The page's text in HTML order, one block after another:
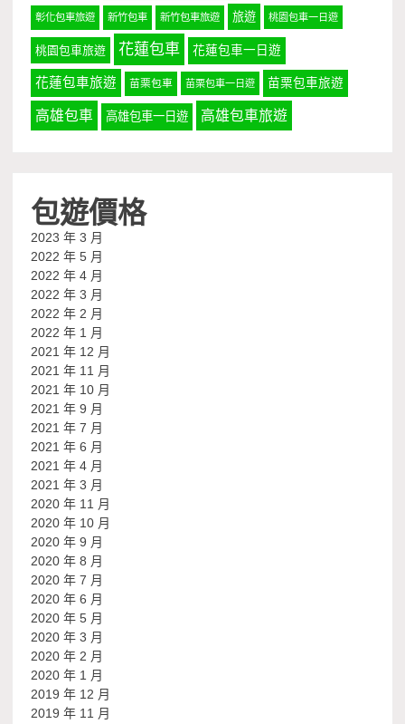
彰化包車旅遊 新竹包車 新竹包車旅遊 旅遊 桃園包車一日遊
桃園包車旅遊 花蓮包車 花蓮包車一日遊
花蓮包車旅遊 苗栗包車 苗栗包車一日遊 苗栗包車旅遊
高雄包車 高雄包車一日遊 高雄包車旅遊
包遊價格
2023 年 3 月
2022 年 5 月
2022 年 4 月
2022 年 3 月
2022 年 2 月
2022 年 1 月
2021 年 12 月
2021 年 11 月
2021 年 10 月
2021 年 9 月
2021 年 7 月
2021 年 6 月
2021 年 4 月
2021 年 3 月
2020 年 11 月
2020 年 10 月
2020 年 9 月
2020 年 8 月
2020 年 7 月
2020 年 6 月
2020 年 5 月
2020 年 3 月
2020 年 2 月
2020 年 1 月
2019 年 12 月
2019 年 11 月